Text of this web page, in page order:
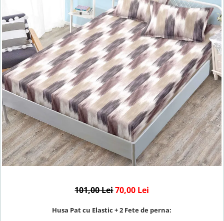
Lenjerii de pat Bumbac 100%
Lenjerii de pat Cocolino
Lenjerii de pat Finet + 2 Draperii
Lenjerii de pat Saten 4 piese cu
elastic
101,00 Lei70,00 Lei
Husa Pat cu Elastic + 2 Fete de perna: